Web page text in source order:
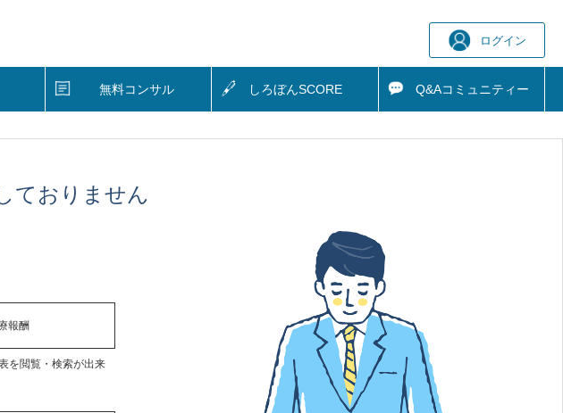
ログイン
無料コンサル しろぼんSCORE Q&Aコミュニティー
ておりません
報酬
を閲覧・検索が出来